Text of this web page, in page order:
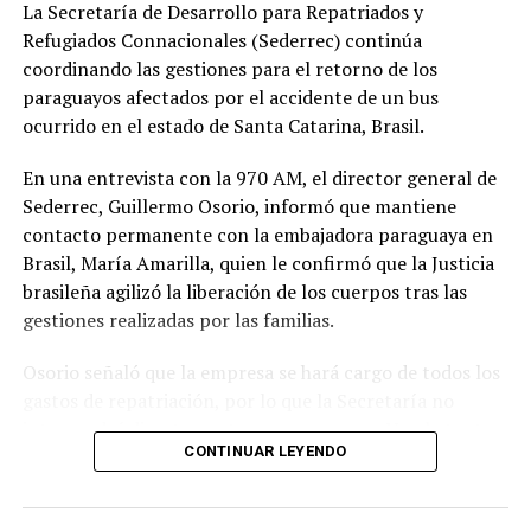
Acaray. La ejecución de los trabajos tiene un plazo de
500 días.
El Multiviaducto es una solución vial beneficiosa no solo
para Ciudad del Este, sino para las ciudades vecinas
para toda la población que visita la capital de Alto
Paraná.
El Plan de Desvío de Tránsito contempla la adecuación
del sentido de circulación por las calles colectoras, la
cual comenzará a implementarse desde el momento en
domingo 10 de noviembre. A partir de esta fecha, la
Rodríguez, entre el km 4 y el km 10, ya no será en doble
sentido, sino en un solo sentido. La entrada a Ciudad del
por la calle San Blas.
La Secretaría de Desarrollo para Repatriados y
Refugiados Connacionales (Sederrec) continúa
coordinando las gestiones para el retorno de los
paraguayos afectados por el accidente de un bus
ocurrido en el estado de Santa Catarina, Brasil.
En una entrevista con la 970 AM, el director general de
Sederrec, Guillermo Osorio, informó que mantiene
contacto permanente con la embajadora paraguaya en
Brasil, María Amarilla, quien le confirmó que la Justicia
brasileña agilizó la liberación de los cuerpos tras las
gestiones realizadas por las familias.
Osorio señaló que la empresa se hará cargo de todos los
intervendrá directamente en ese proceso. No obstante,
aseguró que la institución seguirá acompañando y
todos los connacionales regresen al país.
CONTINUAR LEYENDO